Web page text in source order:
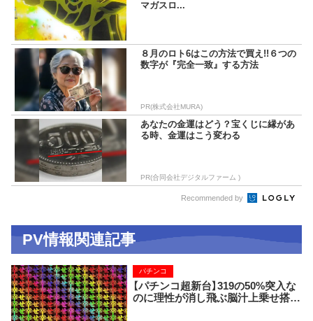
マガスロ...
８月のロト6はこの方法で買え!!６つの
数字が『完全一致』する方法
PR(株式会社MURA)
あなたの金運はどう？宝くじに縁があ
る時、金運はこう変わる
PR(合同会社デジタルファーム )
Recommended by
PV情報関連記事
【パチンコ超新台】319の50%突入な
のに理性が消し飛ぶ脳汁上乗せ搭載
パチンコ